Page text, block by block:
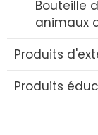
Bouteille
animaux
Produits
Gobelet
Produits